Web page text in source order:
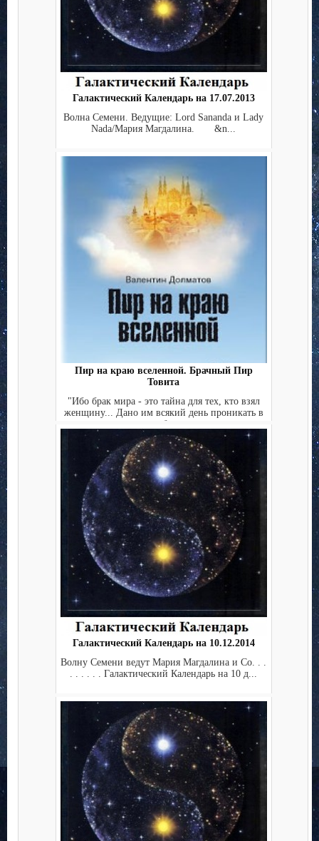
Галактический Календарь на 17.07.2013
Волна Семени. Ведущие: Lord Sananda и Lady
Nada/Мария Магдалина. &n...
Пир на краю вселенной. Брачный Пир
Товита
"Ибо брак мира - это тайна для тех, кто взял
женщину... Дано им всякий день проникать в
чертог брачн...
Галактический Календарь на 10.12.2014
Волну Семени ведут Мария Магдалина и Co. . .
. . . . . . Галактический Календарь на 10 д...